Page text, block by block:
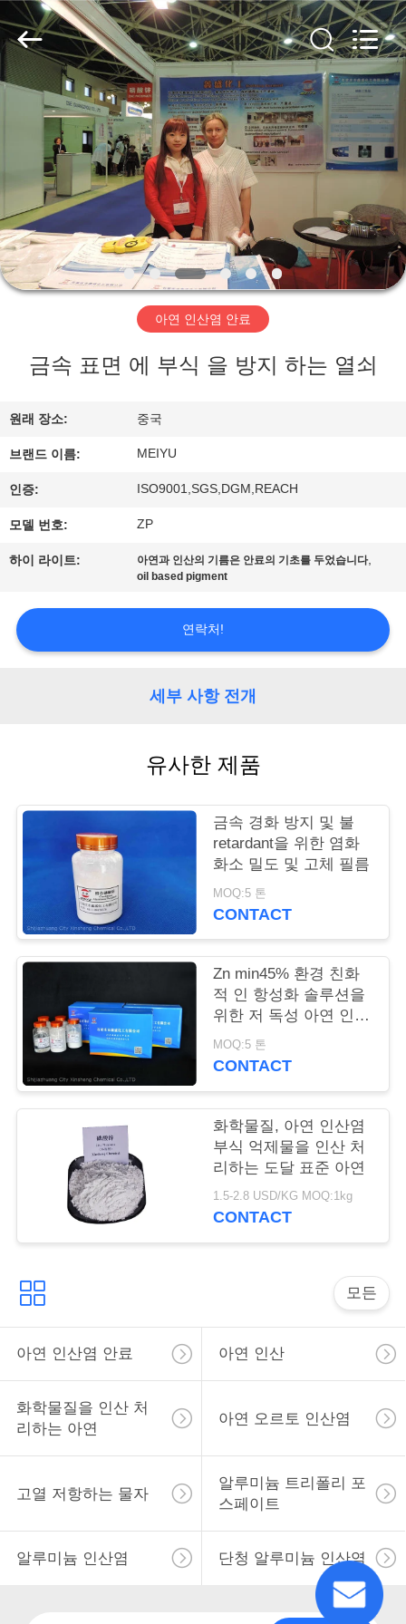
집
품
비
디
리
에
관
공
품
리
연
요
하
십
시
오
사
©
2018
-
2026
shijiazhuang
city
xinsheng
chemical
co.,ltd.
아연 인산염 안료
금속 표면 에 부식 을 방지 하는 열쇠
원래 장소: 중국
브랜드 이름: MEIYU
인증: ISO9001,SGS,DGM,REACH
모델 번호: ZP
하이 라이트: 아연과 인산의 기름은 안료의 기초를 두었습니다,
oil based pigment
연락처!
세부 사항 전개
유사한 제품
금속 경화 방지 및 불
retardant을 위한 염화
화소 밀도 및 고체 필름
MOQ:5 톤
CONTACT
Zn min45% 환경 친화
적 인 항성화 솔루션을
위한 저 독성 아연 인산
화성 색소
MOQ:5 톤
CONTACT
화학물질, 아연 인산염
부식 억제물을 인산 처
리하는 도달 표준 아연
1.5-2.8 USD/KG MOQ:1kg
CONTACT
모든
아연 인산염 안료 아연 인산
화학물질을 인산 처
리하는 아연
아연 오르토 인산염
고열 저항하는 물자
알루미늄 트리폴리 포
스페이트
알루미늄 인산염 단청 알루미늄 인산염